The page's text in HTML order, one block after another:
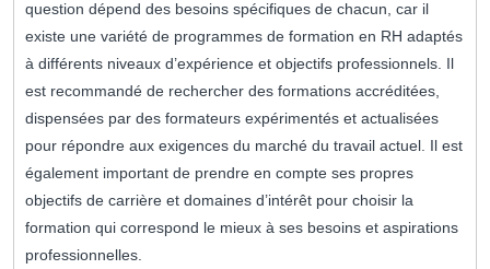
question dépend des besoins spécifiques de chacun, car il
existe une variété de programmes de formation en RH adaptés
à différents niveaux d’expérience et objectifs professionnels. Il
est recommandé de rechercher des formations accréditées,
dispensées par des formateurs expérimentés et actualisées
pour répondre aux exigences du marché du travail actuel. Il est
également important de prendre en compte ses propres
objectifs de carrière et domaines d’intérêt pour choisir la
formation qui correspond le mieux à ses besoins et aspirations
professionnelles.